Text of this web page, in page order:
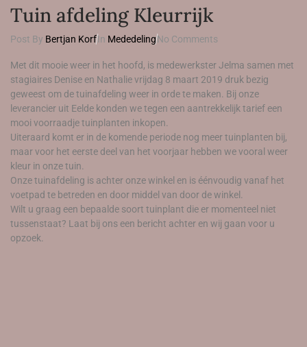
Tuin afdeling Kleurrijk
Post By Bertjan KorfIn MededelingNo Comments
Met dit mooie weer in het hoofd, is medewerkster Jelma samen met
stagiaires Denise en Nathalie vrijdag 8 maart 2019 druk bezig
geweest om de tuinafdeling weer in orde te maken. Bij onze
leverancier uit Eelde konden we tegen een aantrekkelijk tarief een
mooi voorraadje tuinplanten inkopen.
Uiteraard komt er in de komende periode nog meer tuinplanten bij,
maar voor het eerste deel van het voorjaar hebben we vooral weer
kleur in onze tuin.
Onze tuinafdeling is achter onze winkel en is éénvoudig vanaf het
voetpad te betreden en door middel van door de winkel.
Wilt u graag een bepaalde soort tuinplant die er momenteel niet
tussenstaat? Laat bij ons een bericht achter en wij gaan voor u
opzoek.